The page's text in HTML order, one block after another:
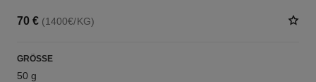
70 € (1400€/KG)
GRÖSSE
50 g